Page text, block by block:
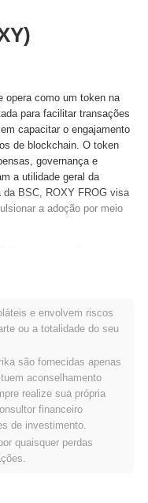
opera como um token na
para facilitar transações
capacitar o engajamento
de blockchain. O token
governança e
a utilidade geral da
da BSC, ROXY FROG visa
a adoção por meio
desenvolvido por uma
O projeto foca em fomentar
de seu ecossistema.
descentralizadas, o
de suas características
para seu
no espaço cripto.
FROG?
seu ecossistema com
roadmap. As próximas
de uma exchange
e envolvem riscos
ou a totalidade do seu
são fornecidas apenas
aconselhamento
realize sua própria
financeiro
de investimento.
quaisquer perdas